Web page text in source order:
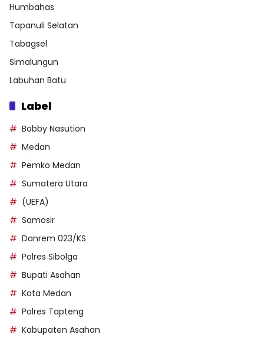
Humbahas
Tapanuli Selatan
Tabagsel
Simalungun
Labuhan Batu
Label
Bobby Nasution
Medan
Pemko Medan
Sumatera Utara
(UEFA)
Samosir
Danrem 023/KS
Polres Sibolga
Bupati Asahan
Kota Medan
Polres Tapteng
Kabupaten Asahan